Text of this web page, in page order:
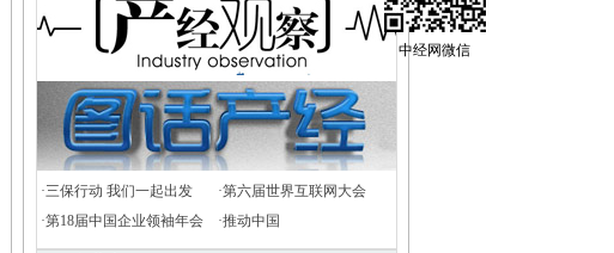
中经网微信
·三保行动 我们一起出发 ·第六届世界互联网大会
·第18届中国企业领袖年会 ·推动中国